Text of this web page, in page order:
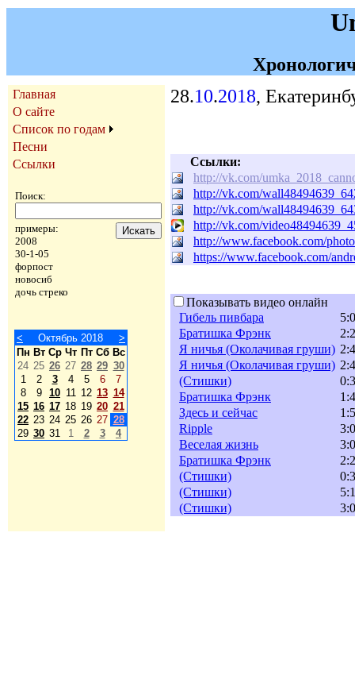
Главная
О сайте
Список по годам
Песни
Ссылки
Поиск:
примеры:
2008
30-1-05
форпост
новосиб
дочь стреко
< Октябрь 2018
>
Пн Вт Ср Чт Пт Сб Вс
24 25 26 27 28 29 30
1
2 3 4 5 6
7
8
9 10 11 12 13 14
15 16 17 18 19 20 21
22 23 24 25 26 27 28
29 30 31 1 2 3 4
28.10.2018,
Ссылки:
http://vk.com/
http://vk.com/
http://vk.com/
http://vk.com/
http://www.facebook.com/
https://www.facebook.com/
Показывать видео онлайн
Гибель пивбара
Братишка Фрэнк
Я ничья (Околачивая груши)
Я ничья (Околачивая груши)
(Стишки)
Братишка Фрэнк
Здесь и сейчас
Ripple
Веселая жизнь
Братишка Фрэнк
(Стишки)
(Стишки)
(Стишки)